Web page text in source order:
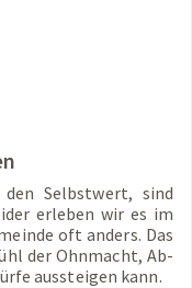
Selbst­wert, sind
er­le­ben wir es im
oft an­ders. Das
der Ohn­macht, Ab­
aus­stei­gen kann.